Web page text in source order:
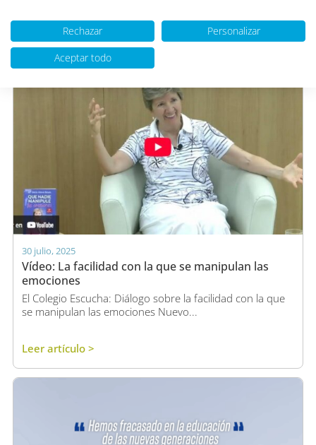
Leer artículo >
30 julio, 2025
Vídeo: La facilidad con la que se manipulan las
emociones
El Colegio Escucha: Diálogo sobre la facilidad con la que
se manipulan las emociones Nuevo...
Leer artículo >
Rechazar
Personalizar
Aceptar todo